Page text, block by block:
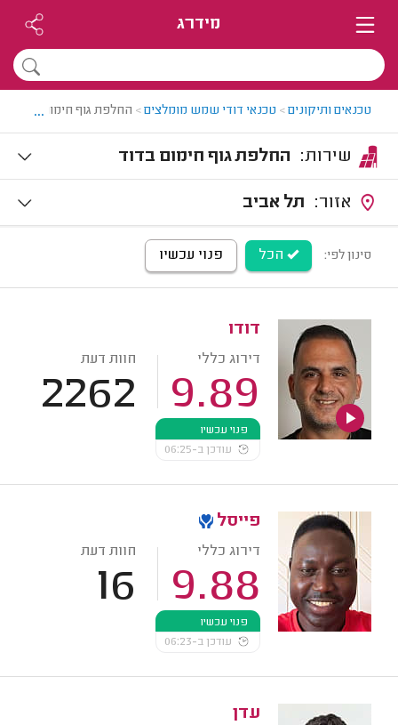
מידרג
טכנאים ותיקונים> טכנאי דודי שמש מומלצים> החלפת גוף חימום בדוד
...
החלפת גוף חימום בדוד
תל אביב
סינון לפי: הכל פנוי עכשיו
דודו
דירוג כללי
9.89
חוות דעת
2262
פנוי עכשיו
עודכן ב-06:25
פייסל
דירוג כללי
9.88
חוות דעת
16
פנוי עכשיו
עודכן ב-06:23
עדן